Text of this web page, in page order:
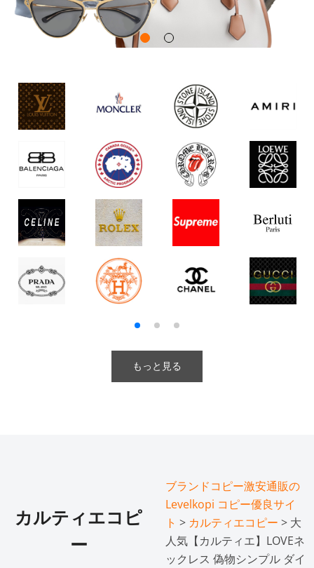
もっと見る
カルティエコピ
ー
ブランドコピー激安通販の
Levelkopi コピー優良サイ
ト > カルティエコピー > 大
人気【カルティエ】LOVEネ
ックレス 偽物シンプル ダイ